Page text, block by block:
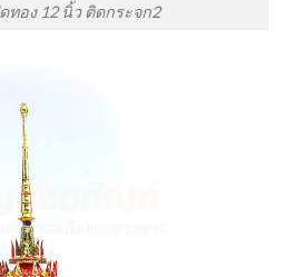
ทอง 12 นิ้ว ติดกระจก2